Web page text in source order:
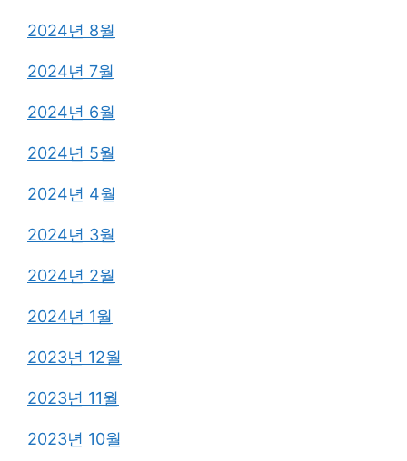
2024년 8월
2024년 7월
2024년 6월
2024년 5월
2024년 4월
2024년 3월
2024년 2월
2024년 1월
2023년 12월
2023년 11월
2023년 10월